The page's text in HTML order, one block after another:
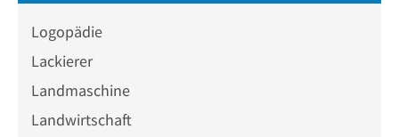
Logopädie
Lackierer
Landmaschine
Landwirtschaft